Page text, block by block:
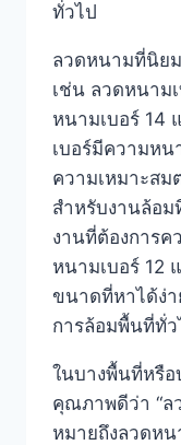
ทั่วไป
ลวดหนามที่นิย
เช่น ลวดหนาม
หนามเบอร์ 14
เบอร์มีความห
ความเหมาะสม
สำหรับงานล้อ
งานที่ต้องการค
หนามเบอร์ 12
ขนาดที่หาได้ง่า
การล้อมพื้นที่ทั่ว
ในบางพื้นที่หรือ
คุณภาพดีว่า “ล
หมายถึงลวดห